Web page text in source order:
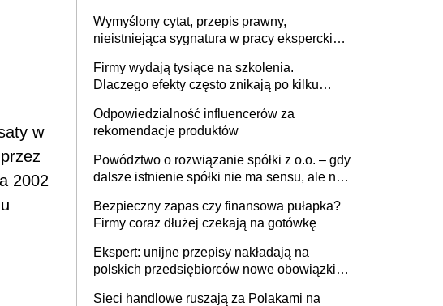
w
2002
Wymyślony cytat, przepis prawny,
nieistniejąca sygnatura w pracy eksperckiej -
firmie
Firmy wydają tysiące na szkolenia.
Dlaczego efekty często znikają po kilku
Odpowiedzialność influencerów za
rekomendacje produktów
Powództwo o rozwiązanie spółki z o.o. – gdy
dalsze istnienie spółki nie ma sensu, ale nie
Bezpieczny zapas czy finansowa pułapka?
Firmy coraz dłużej czekają na gotówkę
Ekspert: unijne przepisy nakładają na
polskich przedsiębiorców nowe obowiązki w
Sieci handlowe ruszają za Polakami na